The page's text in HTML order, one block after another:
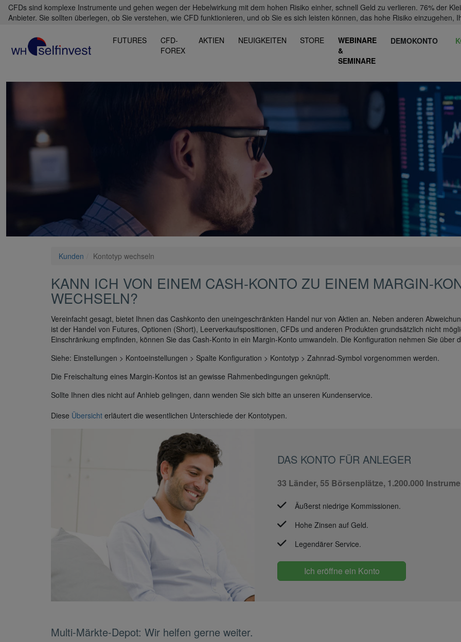
CFDs sind komplexe Instrumente und gehen wegen der Hebelwirkung mit dem hohen Risiko einher, schnell Geld zu verlieren. 76% der
Anbieter. Sie sollten überlegen, ob Sie verstehen, wie CFD funktionieren, und ob Sie es sich leisten können, das hohe Risiko einzugehen,
FUTURES
CFD-
FOREX
AKTIEN NEUIGKEITEN STORE
WEBINARE
&
SEMINARE
DEMOKONTO
Kunden Kontotyp wechseln
KANN ICH VON EINEM CASH-KONTO ZU EINEM MARGIN-
WECHSELN?
Vereinfacht gesagt, bietet Ihnen das Cashkonto den uneingeschränkten Handel nur von Aktien an. Neben anderen
ist der Handel von Futures, Optionen (Short), Leerverkaufspositionen, CFDs und anderen Produkten grundsätzlich nicht
Einschränkung empfinden, können Sie das Cash-Konto in ein Margin-Konto umwandeln. Die Konfiguration nehmen Sie über
Siehe: Einstellungen > Kontoeinstellungen > Spalte Konfiguration > Kontotyp > Zahnrad-Symbol vorgenommen werden.
Die Freischaltung eines Margin-Kontos ist an gewisse Rahmenbedingungen geknüpft.
Sollte Ihnen dies nicht auf Anhieb gelingen, dann wenden Sie sich bitte an unseren Kundenservice.
Diese Übersicht erläutert die wesentlichen Unterschiede der Kontotypen.
DAS KONTO FÜR ANLEGER
33 Länder, 55 Börsenplätze, 1.200.000
Äußerst niedrige Kommissionen.
Hohe Zinsen auf Geld.
Legendärer Service.
Ich eröffne ein Konto
Multi-Märkte-Depot: Wir helfen gerne weiter.